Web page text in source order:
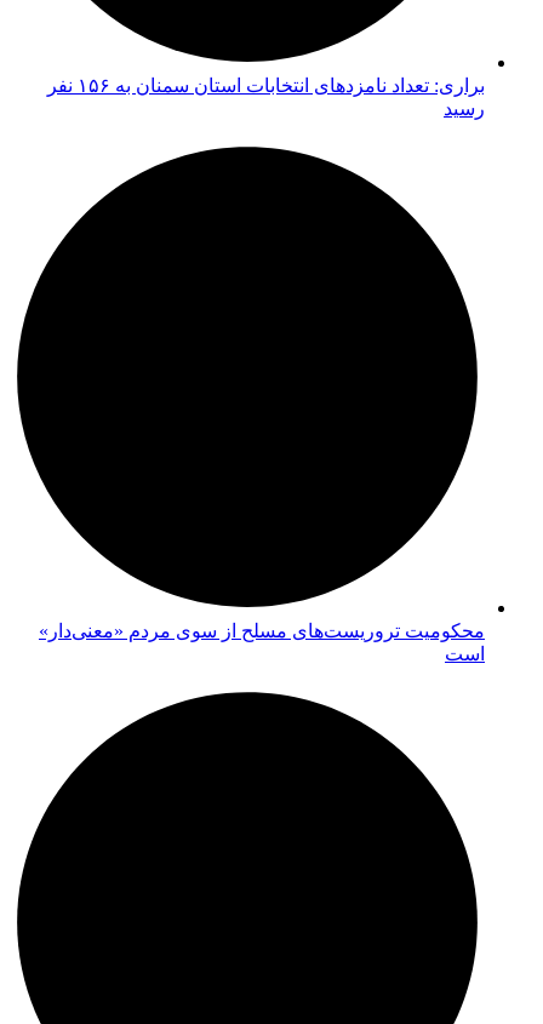
براری: تعداد نامزدهای انتخابات استان سمنان به ۱۵۶ نفر
رسید
محکومیت تروریست‌های مسلح از سوی مردم «معنی‌دار»
است